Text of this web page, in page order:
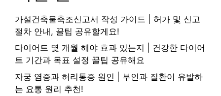
가설건축물축조신고서 작성 가이드 | 허가 및 신고
절차 안내, 꿀팁 공유할게요!
다이어트 몇 개월 해야 효과 있는지 | 건강한 다이어
트 기간과 목표 설정 꿀팁 공유해요
자궁 염증과 허리통증 원인 | 부인과 질환이 유발하
는 요통 원리 추천!